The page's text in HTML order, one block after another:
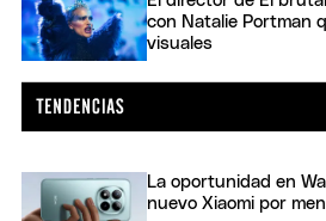
con Natalie Portman
visuales
La oportunidad en
nuevo Xiaomi por